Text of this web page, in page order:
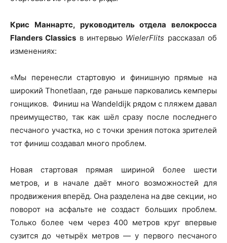
Крис Маннартс, руководитель отдела велокросса
Flanders Classics в интервью WielerFlits рассказал об
изменениях:
«Мы перенесли стартовую и финишную прямые на
широкий Thonetlaan, где раньше парковались кемперы
гонщиков. Финиш на Wandeldijk рядом с пляжем давал
преимущество, так как шёл сразу после последнего
песчаного участка, но с точки зрения потока зрителей
тот финиш создавал много проблем.
Новая стартовая прямая шириной более шести
метров, и в начале даёт много возможностей для
продвижения вперёд. Она разделена на две секции, но
поворот на асфальте не создаст больших проблем.
Только более чем через 400 метров круг впервые
сузится до четырёх метров — у первого песчаного